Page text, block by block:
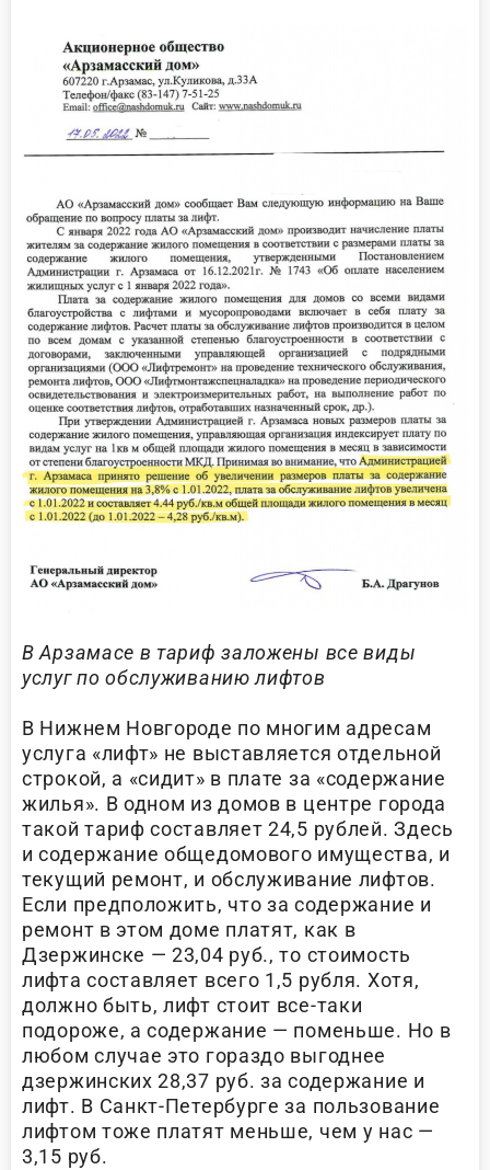
В Арзамасе в тариф заложены все виды
услуг по обслуживанию лифтов
В Нижнем Новгороде по многим адресам
услуга «лифт» не выставляется отдельной
строкой, а «сидит» в плате за «содержание
жилья». В одном из домов в центре города
такой тариф составляет 24,5 рублей. Здесь
и содержание общедомового имущества, и
текущий ремонт, и обслуживание лифтов.
Если предположить, что за содержание и
ремонт в этом доме платят, как в
Дзержинске — 23,04 руб., то стоимость
лифта составляет всего 1,5 рубля. Хотя,
должно быть, лифт стоит все-таки
подороже, а содержание — поменьше. Но в
любом случае это гораздо выгоднее
дзержинских 28,37 руб. за содержание и
лифт. В Санкт-Петербурге за пользование
лифтом тоже платят меньше, чем у нас —
3,15 руб.